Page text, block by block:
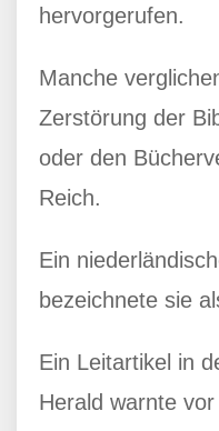
hervorgerufen.
Manche
Zerstörung der
oder den
Reich.
Ein
bezeichnete sie
Ein Leitartikel in
Herald warnte